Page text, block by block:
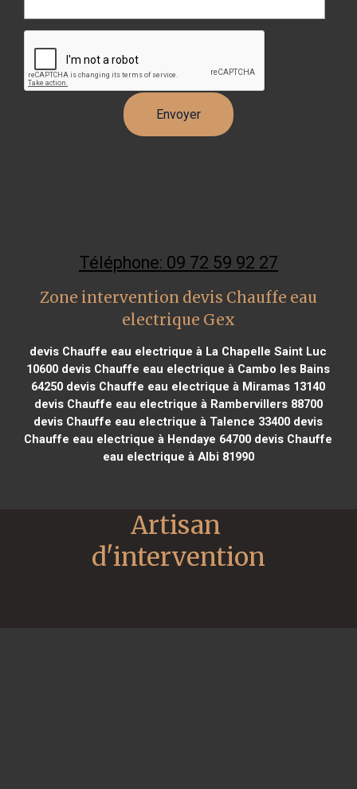
Téléphone: 09 72 59 92 27
Zone intervention devis Chauffe eau
electrique Gex
devis Chauffe eau electrique à La Chapelle Saint Luc
10600 devis Chauffe eau electrique à Cambo les Bains
64250 devis Chauffe eau electrique à Miramas 13140
devis Chauffe eau electrique à Rambervillers 88700
devis Chauffe eau electrique à Talence 33400 devis
Chauffe eau electrique à Hendaye 64700 devis Chauffe
eau electrique à Albi 81990
Artisan
d'intervention